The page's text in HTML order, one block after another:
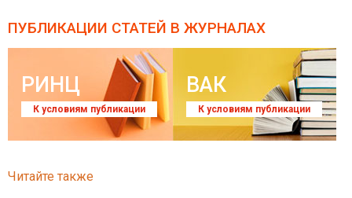
ПУБЛИКАЦИИ СТАТЕЙ В ЖУРНАЛАХ
РИНЦ
К условиям публикации
ВАК
К условиям публикации
Читайте также